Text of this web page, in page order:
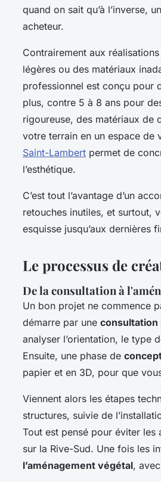
quand on sait qu’à l’inverse,
acheteur.
Contrairement aux
légères ou des matériaux
professionnel est conçu pour
plus, contre 5 à 8 ans pour
rigoureuse, des matériaux de
votre terrain en un espace de
Saint-Lambert permet de
l’esthétique.
C’est tout l’avantage d’un
retouches inutiles, et surtout,
esquisse jusqu’aux dernières
Le processus de
De la consultation à
Un bon projet ne commence
démarre par une consultation
analyser l’orientation, le type
Ensuite, une phase de
papier et en 3D, pour que
Viennent alors les étapes
structures, suivie de
Tout est pensé pour éviter les
sur la Rive-Sud. Une fois les
l’aménagement végétal,